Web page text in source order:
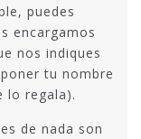
puedes
encargamos
nos indiques
tu nombre
lo regala).
de nada son